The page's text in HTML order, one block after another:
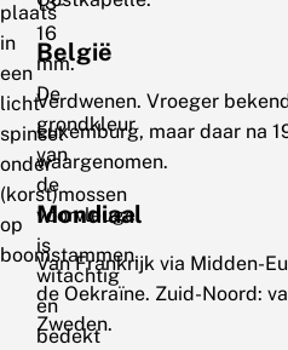
plaats
in
een
licht
spinsel
onder
(korst)mossen
op
boomstammen.
16
mm.
De
grondkleur
van
de
voorvleugel
is
witachtig
en
bedekt
België
Verdwenen. Vroeger
Luxemburg, maar daar na
waargenomen.
Mondiaal
Van Frankrijk via Midden-
de Oekraïne. Zuid-Noord:
Zweden.